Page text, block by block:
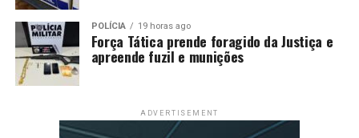
POLÍCIA 19 horas ago
Força Tática prende foragido da Justiça e
apreende fuzil e munições
ADVERTISEMENT